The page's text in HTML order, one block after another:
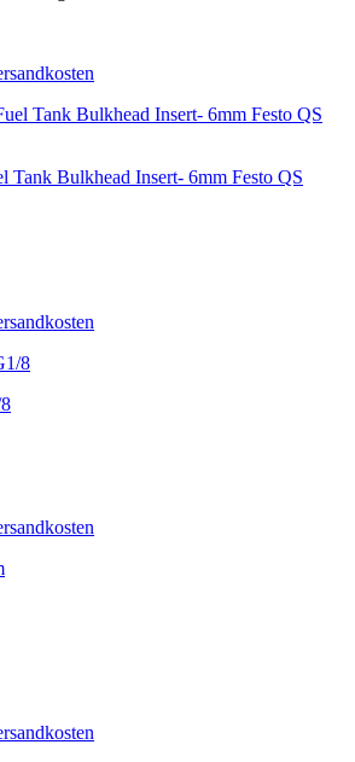
Tank Bulkhead Insert- 6mm Festo QS